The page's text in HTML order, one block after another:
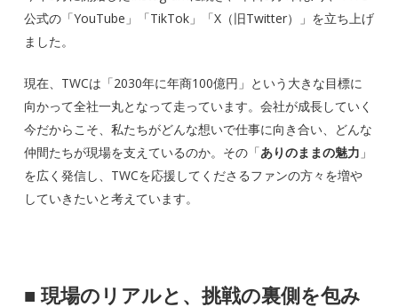
公式の「YouTube」「TikTok」「X（旧Twitter）」を立ち上げ
ました。
現在、TWCは「2030年に年商100億円」という大きな目標に
向かって全社一丸となって走っています。会社が成長していく
今だからこそ、私たちがどんな想いで仕事に向き合い、どんな
仲間たちが現場を支えているのか。その「ありのままの魅力 」
を広く発信し、TWCを応援してくださるファンの方々を増や
していきたいと考えています。
■ 現場のリアルと、挑戦の裏側を包み